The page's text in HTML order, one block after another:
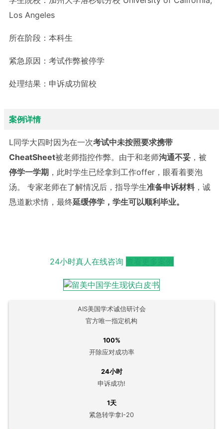
Los Angeles
所在阶段： 本科生
紧急原因： 考试作弊被停学
处理结果： 申诉成功留校
案例详情
L同学大四时因为在一次考试中未按照要求携带
CheatSheet被老师指控作弊。由于和老师沟通不妥 ，被
停学一学期 ，此时学生已经拿到工作offer，眼看着要泡
汤。 专家老师在了解情况后，指导学生准备申诉材料，诚
恳道歉求情，最终延缓停学，学生可以顺利毕业。
24小时真人在线咨询
AIS美国学术诚信研讨会
官方唯一指定机构
100%
开除应对成功率
24小时
申诉成功!
1天
紧急转学拿I-20